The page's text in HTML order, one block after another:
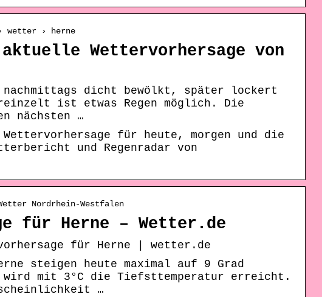
wetter › herne
Wettervorhersage von
dicht bewölkt, später lockert
ist etwas Regen möglich. Die
nächsten …
für heute, morgen und die
und Regenradar von
Nordrhein-Westfalen
für Herne – Wetter.de
für Herne | wetter.de
steigen heute maximal auf 9 Grad
mit 3°C die Tiefsttemperatur erreicht.
…